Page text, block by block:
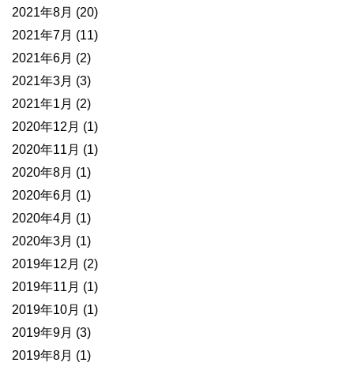
2021年8月 (20)
2021年7月 (11)
2021年6月 (2)
2021年3月 (3)
2021年1月 (2)
2020年12月 (1)
2020年11月 (1)
2020年8月 (1)
2020年6月 (1)
2020年4月 (1)
2020年3月 (1)
2019年12月 (2)
2019年11月 (1)
2019年10月 (1)
2019年9月 (3)
2019年8月 (1)